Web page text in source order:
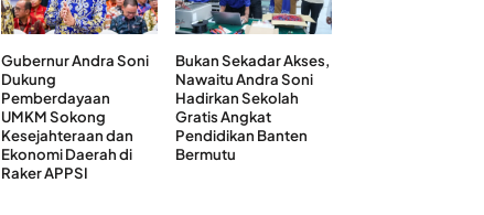
Gubernur Andra Soni
Dukung
Pemberdayaan
UMKM Sokong
Kesejahteraan dan
Ekonomi Daerah di
Raker APPSI
Bukan Sekadar Akses,
Nawaitu Andra Soni
Hadirkan Sekolah
Gratis Angkat
Pendidikan Banten
Bermutu